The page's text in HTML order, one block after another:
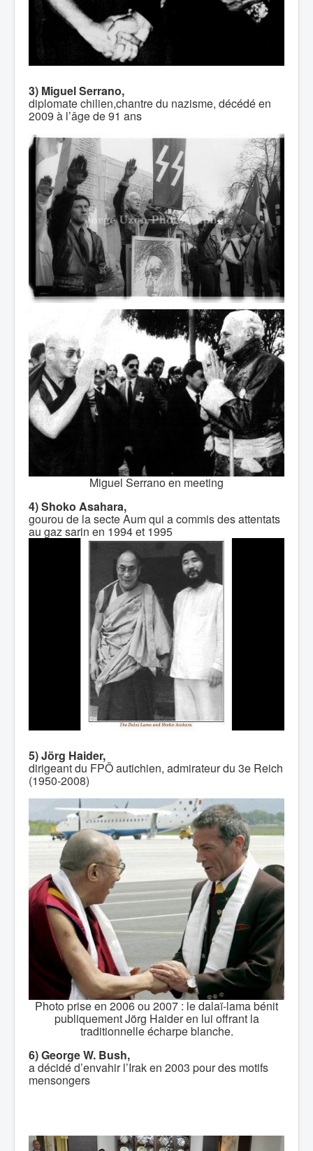
3) Miguel Serrano,
diplomate chilien,chantre du nazisme, décédé en
2009 à l’âge de 91 ans
Miguel Serrano en meeting
4) Shoko Asahara,
gourou de la secte Aum qui a commis des attentats
au gaz sarin en 1994 et 1995
5) Jörg Haider,
dirigeant du FPÖ autichien, admirateur du 3e Reich
(1950-2008)
Photo prise en 2006 ou 2007 : le dalaï-lama bénit
publiquement Jörg Haider en lui offrant la
traditionnelle écharpe blanche.
6) George W. Bush,
a décidé d’envahir l’Irak en 2003 pour des motifs
mensongers